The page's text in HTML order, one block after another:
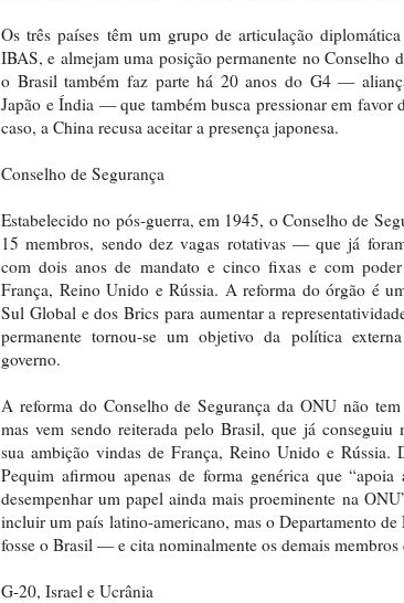
Os três países têm um grupo de articulação
IBAS, e almejam uma posição permanente no Conselho
o Brasil também faz parte há 20 anos do G4 —
Japão e Índia — que também busca pressionar em favor
caso, a China recusa aceitar a presença japonesa.
Conselho de Segurança
Estabelecido no pós-guerra, em 1945, o Conselho de
15 membros, sendo dez vagas rotativas — que já
com dois anos de mandato e cinco fixas e com
França, Reino Unido e Rússia. A reforma do órgão é
Sul Global e dos Brics para aumentar a
permanente tornou-se um objetivo da política
governo.
A reforma do Conselho de Segurança da ONU não
mas vem sendo reiterada pelo Brasil, que já conseguiu
sua ambição vindas de França, Reino Unido e Rússia.
Pequim afirmou apenas de forma genérica que
desempenhar um papel ainda mais proeminente na
incluir um país latino-americano, mas o Departamento de
fosse o Brasil — e cita nominalmente os demais membros
G-20, Israel e Ucrânia